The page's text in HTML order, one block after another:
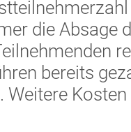
die Absage
bereits
Weitere